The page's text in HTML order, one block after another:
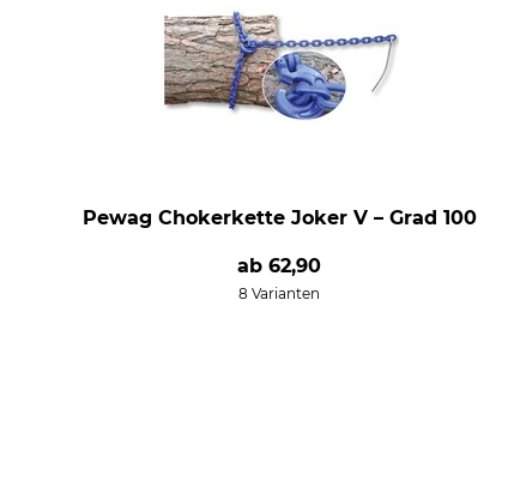
Pewag Chokerkette Joker V – Grad 100
ab62,90
8 Varianten